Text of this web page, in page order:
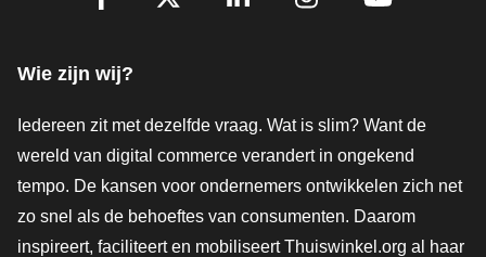
Wie zijn wij?
Iedereen zit met dezelfde vraag. Wat is slim? Want de
wereld van digital commerce verandert in ongekend
tempo. De kansen voor ondernemers ontwikkelen zich net
zo snel als de behoeftes van consumenten. Daarom
inspireert, faciliteert en mobiliseert Thuiswinkel.org al haar